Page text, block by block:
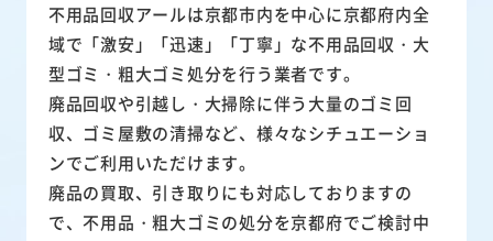
不用品回収アールは京都市内を中心に京都府内全
域で「激安」「迅速」「丁寧」な不用品回収・大
型ゴミ・粗大ゴミ処分を行う業者です。
廃品回収や引越し・大掃除に伴う大量のゴミ回
収、ゴミ屋敷の清掃など、様々なシチュエーショ
ンでご利用いただけます。
廃品の買取、引き取りにも対応しておりますの
で、不用品・粗大ゴミの処分を京都府でご検討中